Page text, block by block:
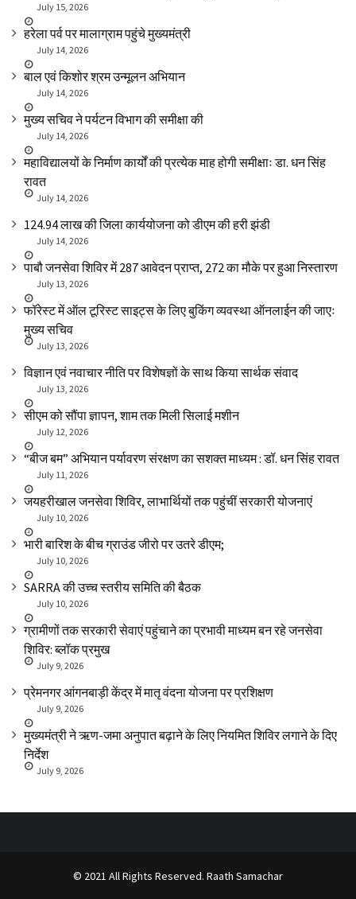
July 15, 2026
हरेला पर्व पर मालाग्राम पहुंचे मुख्यमंत्री
July 14, 2026
बाल एवं किशोर श्रम उन्मूलन अभियान
July 14, 2026
मुख्य सचिव ने पर्यटन विभाग की समीक्षा की
July 14, 2026
महाविद्यालयों के निर्माण कार्यों की प्रत्येक माह होगी समीक्षाः डा. धन सिंह
रावत
July 14, 2026
₹124.94 लाख की जिला कार्ययोजना को डीएम की हरी झंडी
July 14, 2026
पाबौ जनसेवा शिविर में 287 आवेदन प्राप्त, 272 का मौके पर हुआ निस्तारण
July 13, 2026
फॉरेस्ट में ऑल टूरिस्ट साइट्स के लिए बुकिंग व्यवस्था ऑनलाईन की जाएः
मुख्य सचिव
July 13, 2026
विज्ञान एवं नवाचार नीति पर विशेषज्ञों के साथ किया सार्थक संवाद
July 13, 2026
सीएम को सौंपा ज्ञापन, शाम तक मिली सिलाई मशीन
July 12, 2026
“बीज बम” अभियान पर्यावरण संरक्षण का सशक्त माध्यम : डॉ. धन सिंह रावत
July 11, 2026
जयहरीखाल जनसेवा शिविर, लाभार्थियों तक पहुंचीं सरकारी योजनाएं
July 10, 2026
भारी बारिश के बीच ग्राउंड जीरो पर उतरे डीएम;
July 10, 2026
SARRA की उच्च स्तरीय समिति की बैठक
July 10, 2026
ग्रामीणों तक सरकारी सेवाएं पहुंचाने का प्रभावी माध्यम बन रहे जनसेवा
शिविर: ब्लॉक प्रमुख
July 9, 2026
प्रेमनगर आंगनबाड़ी केंद्र में मातृ वंदना योजना पर प्रशिक्षण
July 9, 2026
मुख्यमंत्री ने ऋण-जमा अनुपात बढ़ाने के लिए नियमित शिविर लगाने के दिए
निर्देश
July 9, 2026
© 2021 All Rights Reserved. Raath Samachar